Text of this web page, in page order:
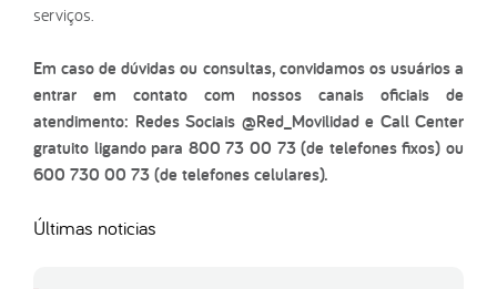
serviços.
Em caso de dúvidas ou consultas, convidamos os usuários a
entrar em contato com nossos canais oficiais de
atendimento: Redes Sociais @Red_Movilidad e Call Center
gratuito ligando para 800 73 00 73 (de telefones fixos) ou
600 730 00 73 (de telefones celulares).
Últimas noticias